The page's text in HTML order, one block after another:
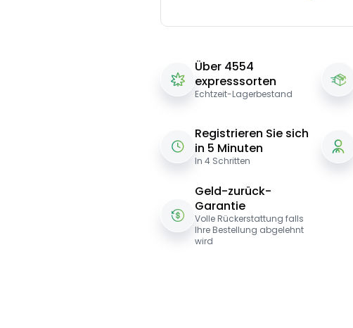
Über 4554
expresssorten
Echtzeit-Lagerbestand
Registrieren Sie sich
in 5 Minuten
In 4 Schritten
Geld-zurück-
Garantie
Volle Rückerstattung falls
Ihre Bestellung abgelehnt
wird